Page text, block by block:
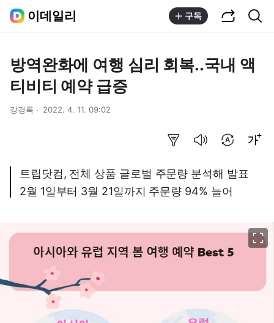
이데일리 구독
방역완화에 여행 심리 회복..국내 액
티비티 예약 급증
강경록 2022. 4. 11. 09:02
트립닷컴, 전체 상품 글로벌 주문량 분석해 발표
2월 1일부터 3월 21일까지 주문량 94% 늘어